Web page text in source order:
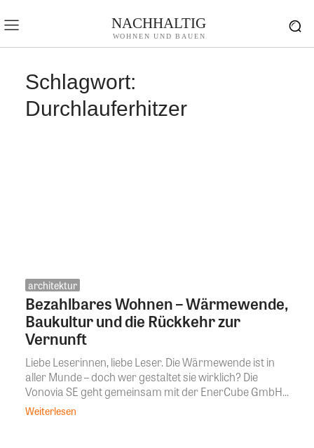
NACHHALTIG
WOHNEN UND BAUEN
Schlagwort:
Durchlauferhitzer
architektur
Bezahlbares Wohnen – Wärmewende,
Baukultur und die Rückkehr zur
Vernunft
Liebe Leserinnen, liebe Leser. Die Wärmewende ist in
aller Munde – doch wer gestaltet sie wirklich? Die
Vonovia SE geht gemeinsam mit der EnerCube GmbH...
Weiterlesen